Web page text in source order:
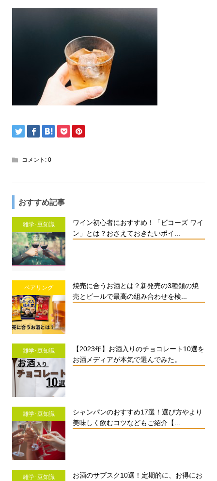
コメント: 0
おすすめ記事
雑学･豆知識
ワイン初心者におすすめ！「ビコーズ ワイ
ン」とは？おさえておきたいポイ...
ペアリング
焼売に合うお酒とは？新発売の3種類の焼
売とビールで最高の組み合わせを検...
雑学･豆知識
【2023年】お酒入りのチョコレート10選を
お酒メディアが本気で選んでみた。
雑学･豆知識
シャンパンのおすすめ17選！選び方やより
美味しく飲むコツなどもご紹介【...
雑学･豆知識
お酒のサブスク10選！定期的に、お得にお